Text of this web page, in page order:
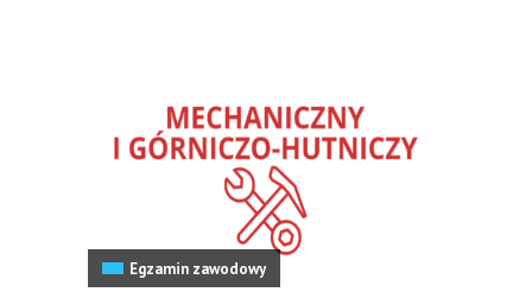
Egzamin zawodowy